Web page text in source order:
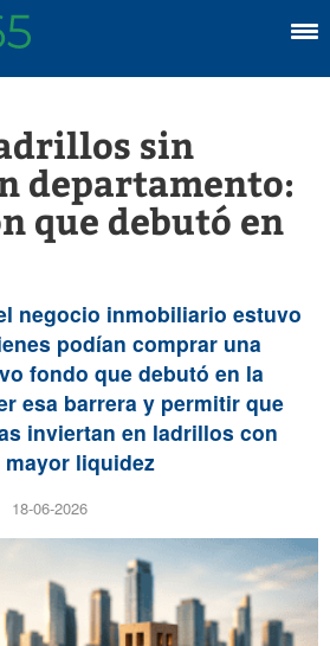
sin
departamento:
que debutó en
negocio inmobiliario estuvo
podían comprar una
fondo que debutó en la
esa barrera y permitir que
inviertan en ladrillos con
liquidez
18-06-2026